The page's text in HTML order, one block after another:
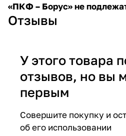
«ПКФ – Борус» не
Отзывы
У этого товара
отзывов, но вы
первым
Совершите покупку и
об его использовании